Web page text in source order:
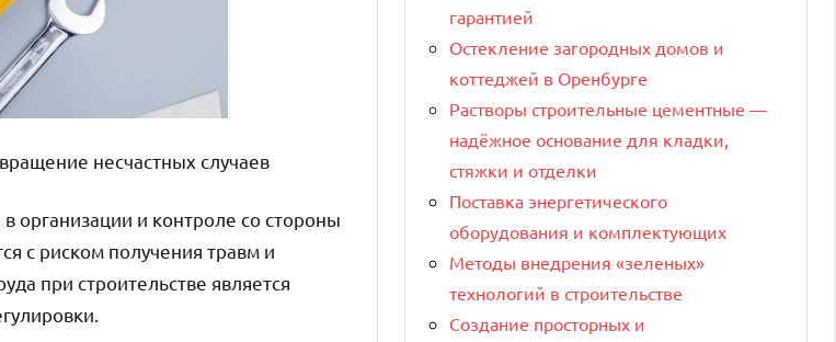
несчастных случаев
организации и контроле со стороны
с риском получения травм и
при строительстве является
гарантией
Остекление загородных домов и
коттеджей в Оренбурге
Растворы строительные цементные —
надёжное основание для кладки,
стяжки и отделки
Поставка энергетического
оборудования и комплектующих
Методы внедрения «зеленых»
технологий в строительстве
Создание просторных и